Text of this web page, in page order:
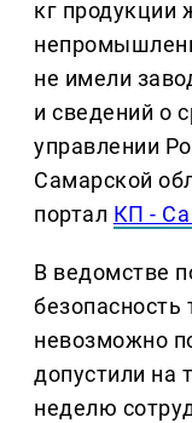
кг продукции
не имели
и сведений о
управлении
Самарской
портал КП -
В ведомстве
безопасность
невозможно
допустили на
неделю